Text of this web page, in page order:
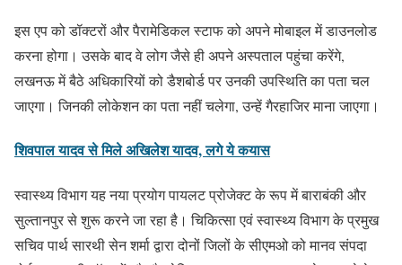
इस एप को डॉक्टरों और पैरामेडिकल स्टाफ को अपने मोबाइल में डाउनलोड
करना होगा। उसके बाद वे लोग जैसे ही अपने अस्पताल पहुंचा करेंगे,
लखनऊ में बैठे अधिकारियों को डैशबोर्ड पर उनकी उपस्थिति का पता चल
जाएगा। जिनकी लोकेशन का पता नहीं चलेगा, उन्हें गैरहाजिर माना जाएगा।
शिवपाल यादव से मिले अखिलेश यादव, लगे ये कयास
स्वास्थ्य विभाग यह नया प्रयोग पायलट प्रोजेक्ट के रूप में बाराबंकी और
सुल्तानपुर से शुरू करने जा रहा है। चिकित्सा एवं स्वास्थ्य विभाग के प्रमुख
सचिव पार्थ सारथी सेन शर्मा द्वारा दोनों जिलों के सीएमओ को मानव संपदा